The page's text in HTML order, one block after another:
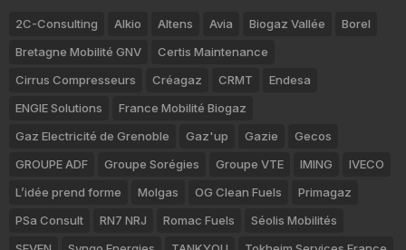
2C-Consulting Alkio Altens Avia Biogaz Vallée
Borel
Bretagne Mobilité GNV
Certis Maintenance
Cirrus Compresseurs
Créagaz CRMT
Endesa
ENGIE Solutions
France Mobilité Biogaz
Gaz Electricité de Grenoble
Gaz'up Gazie
Gecos
GROUPE ADF
Groupe Sorégies Groupe VTE IMING
IVECO
L’idée prend forme
Molgas OG Clean Fuels
Primagaz
PSa Consult
RN7 NRJ Romac Fuels
Séolis Mobilités